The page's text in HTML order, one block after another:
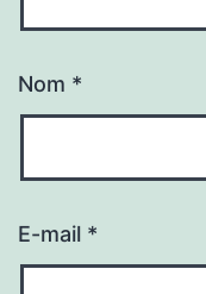
Nom *
E-mail *